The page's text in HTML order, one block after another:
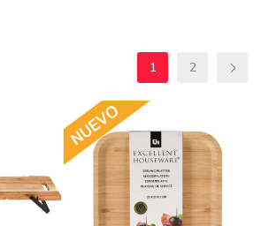
1 2